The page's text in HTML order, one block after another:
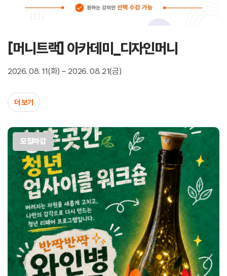
[머니트랙] 아카데미_디자인머니
2026. 08. 11(화) ~ 2026. 08. 21(금)
더 보기
모집마감